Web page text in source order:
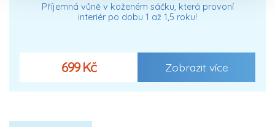
Příjemná vůně v koženém sáčku, která provoní
interiér po dobu 1 až 1,5 roku!
699 Kč Zobrazit více